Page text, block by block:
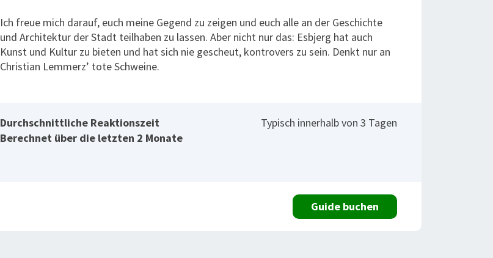
Ich freue mich darauf, euch meine Gegend zu zeigen und euch alle an der Geschichte
und Architektur der Stadt teilhaben zu lassen. Aber nicht nur das: Esbjerg hat auch
Kunst und Kultur zu bieten und hat sich nie gescheut, kontrovers zu sein. Denkt nur an
Christian Lemmerz’ tote Schweine.
Durchschnittliche Reaktionszeit
Berechnet über die letzten 2 Monate
Typisch innerhalb von 3 Tagen
Guide buchen